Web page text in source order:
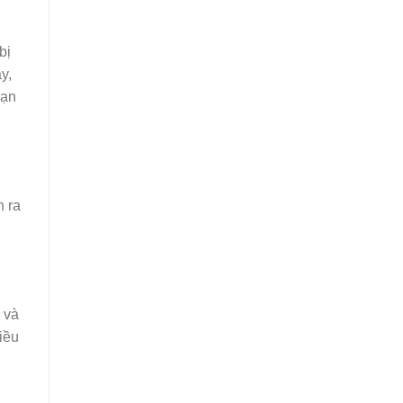
ra
và